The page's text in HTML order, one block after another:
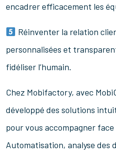
encadrer efficacement les
Réinventer la relation
personnalisées et
fidéliser l’humain.
Chez Mobifactory, avec
développé des solutions
pour vous accompagner face
Automatisation, analyse des